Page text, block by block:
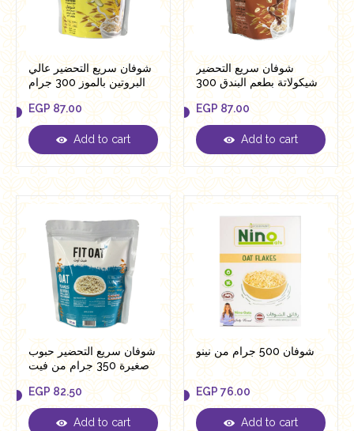
شوفان سريع التحضير عالي
البروتين بالموز 300 جرام
من فيت اوت
EGP 87.00
EGP87.00
Add to cart
شوفان سريع التحضير
شيكولاتة بطعم البندق 300
جرام من فيت اوت
EGP 87.00
EGP 87.00
Add to cart
شوفان سريع التحضير حبوب
صغيرة 350 جرام من فيت
اوت
EGP 82.50
Add to cart
شوفان 500 جرام من نينو
EGP 76.00
Add to cart